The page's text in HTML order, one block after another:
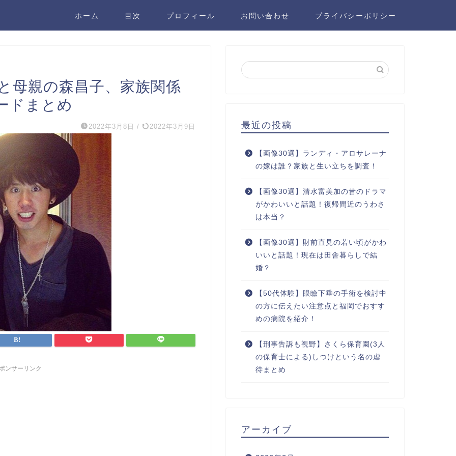
ホーム 目次 プロフィール お問い合わせ プライバシーポリシー
母親の森昌子、家族関係
ドまとめ
2022年3月8日 / 2022年3月9日
ンサーリンク
最近の投稿
【画像30選】ランディ・アロサレーナ
の嫁は誰？家族と生い立ちを調査！
【画像30選】清水富美加の昔のドラマ
がかわいいと話題！復帰間近のうわさ
は本当？
【画像30選】財前直見の若い頃がかわ
いいと話題！現在は田舎暮らしで結
婚？
【50代体験】眼瞼下垂の手術を検討中
の方に伝えたい注意点と福岡でおすす
めの病院を紹介！
【刑事告訴も視野】さくら保育園(3人
の保育士による)しつけという名の虐
待まとめ
アーカイブ